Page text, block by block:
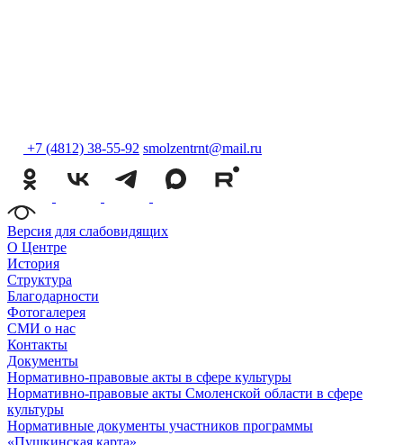
+7 (4812) 38-55-92 smolzentrnt@mail.ru
Версия для слабовидящих
О Центре
История
Структура
Благодарности
Фотогалерея
СМИ о нас
Контакты
Документы
Нормативно-правовые акты в сфере культуры
Нормативно-правовые акты Смоленской области в сфере
культуры
Нормативные документы участников программы
«Пушкинская карта»